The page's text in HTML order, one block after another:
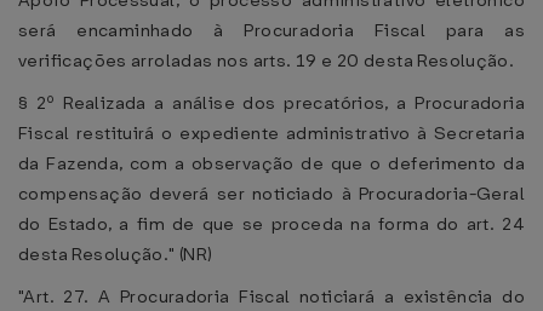
será encaminhado à Procuradoria Fiscal para as
verificações arroladas nos arts. 19 e 20 desta Resolução.
§ 2º Realizada a análise dos precatórios, a Procuradoria
Fiscal restituirá o expediente administrativo à Secretaria
da Fazenda, com a observação de que o deferimento da
compensação deverá ser noticiado à Procuradoria-Geral
do Estado, a fim de que se proceda na forma do art. 24
desta Resolução." (NR)
"Art. 27. A Procuradoria Fiscal noticiará a existência do